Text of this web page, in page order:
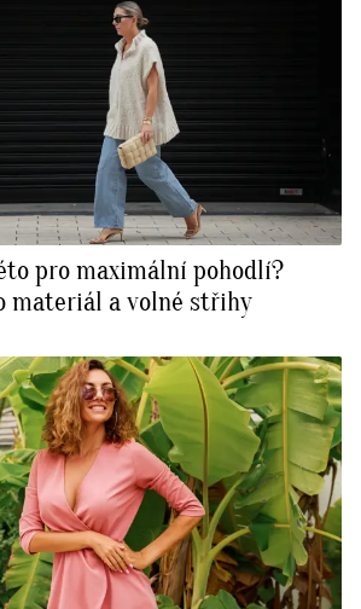
pro maximální pohodlí?
materiál a volné střihy